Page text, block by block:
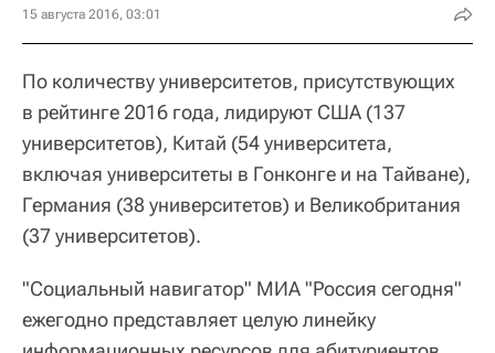
15 августа 2016, 03:01
По количеству университетов, присутствующих
в рейтинге 2016 года, лидируют США (137
университетов), Китай (54 университета,
включая университеты в Гонконге и на Тайване),
Германия (38 университетов) и Великобритания
(37 университетов).
"Социальный навигатор" МИА "Россия сегодня"
ежегодно представляет целую линейку